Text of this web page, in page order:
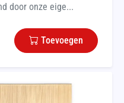
door onze eige...
Toevoegen